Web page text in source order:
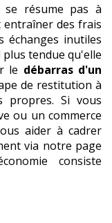
résume pas à
entraîner des frais
échanges inutiles
tendue qu'elle
le débarras d'un
de restitution à
propres. Si vous
ou un commerce
aider à cadrer
via notre page
consiste